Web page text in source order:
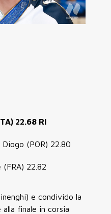
22.68 RI
Diogo (POR) 22.80
(FRA) 22.82
e condivido la
finale in corsia